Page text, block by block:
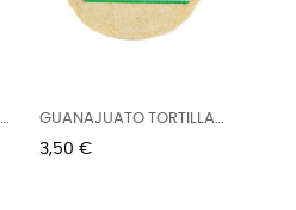
GUANAJUATO TORTILLA
MAÍZ...
Precio
3,50 €